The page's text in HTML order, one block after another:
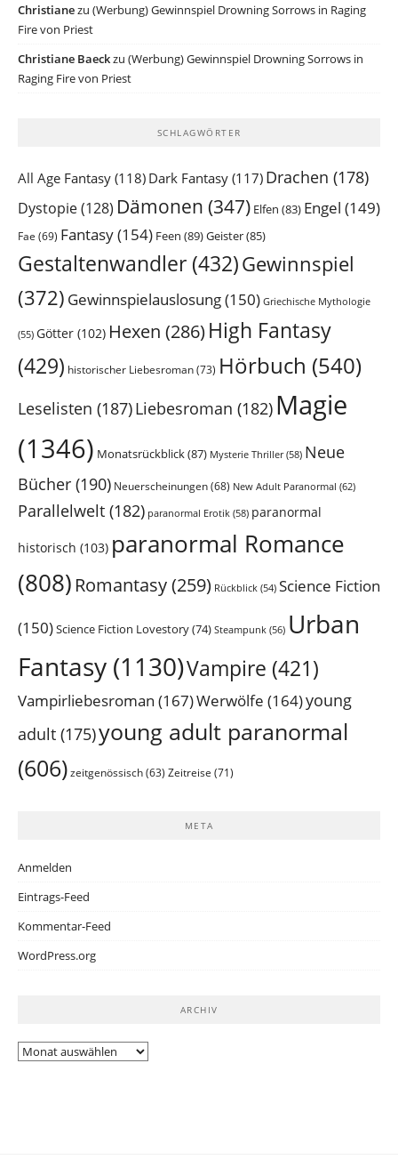
Christianezu (Werbung) Gewinnspiel Drowning Sorrows in Raging
Fire von Priest
Christiane Baeckzu (Werbung) Gewinnspiel Drowning Sorrows in
Raging Fire von Priest
SCHLAGWÖRTER
All Age Fantasy (118) Dark Fantasy (117) Drachen (178)
Dystopie(128) Dämonen (347) Elfen (83) Engel (149)
Fae (69) Fantasy(154) Feen (89)Geister(85)
Gestaltenwandler (432)Gewinnspiel
(372) Gewinnspielauslosung(150) Griechische Mythologie
(55) Götter (102) Hexen (286) High Fantasy
(429) historischer Liebesroman(73) Hörbuch (540)
Leselisten (187)Liebesroman (182) Magie
(1346) Monatsrückblick(87) Mysterie Thriller(58) Neue
Bücher (190) Neuerscheinungen(68) New Adult Paranormal (62)
Parallelwelt (182) paranormal Erotik (58) paranormal
historisch (103) paranormal Romance
(808) Romantasy(259) Rückblick (54) Science Fiction
(150)Science Fiction Lovestory(74) Steampunk (56) Urban
Fantasy (1130)Vampire (421)
Vampirliebesroman (167)Werwölfe (164)young
adult (175)young adult paranormal
(606) zeitgenössisch (63) Zeitreise (71)
META
Anmelden
Eintrags-Feed
Kommentar-Feed
WordPress.org
ARCHIV
Archiv